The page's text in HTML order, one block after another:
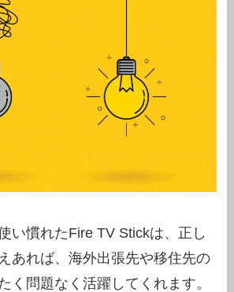
い慣れたFire TV Stickは、正し
あれば、海外出張先や移住先の
く問題なく活躍してくれます。